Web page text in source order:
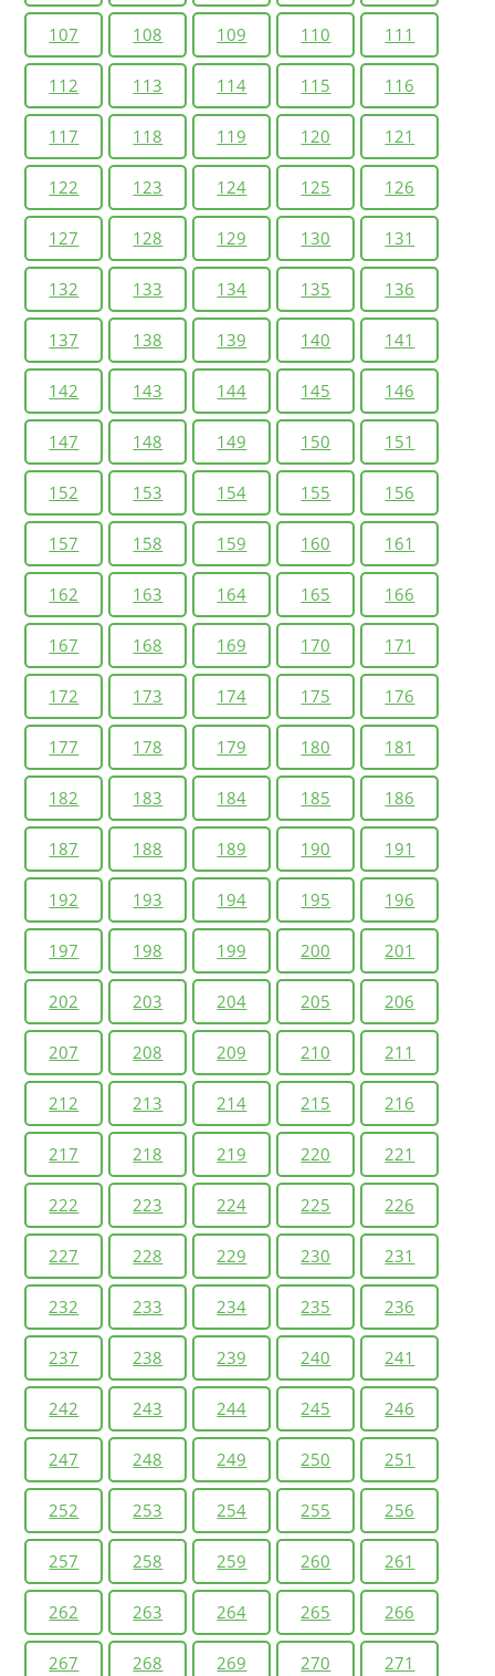
107 108 109 110 111
112 113 114 115 116
117 118 119 120 121
122 123 124 125 126
127 128 129 130 131
132 133 134 135 136
137 138 139 140 141
142 143 144 145 146
147 148 149 150 151
152 153 154 155 156
157 158 159 160 161
162 163 164 165 166
167 168 169 170 171
172 173 174 175 176
177 178 179 180 181
182 183 184 185 186
187 188 189 190 191
192 193 194 195 196
197 198 199 200 201
202 203 204 205 206
207 208 209 210 211
212 213 214 215 216
217 218 219 220 221
222 223 224 225 226
227 228 229 230 231
232 233 234 235 236
237 238 239 240 241
242 243 244 245 246
247 248 249 250 251
252 253 254 255 256
257 258 259 260 261
262 263 264 265 266
267 268 269 270 271